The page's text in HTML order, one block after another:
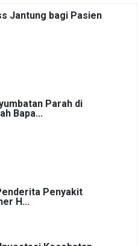
Jantung bagi Pasien
Parah di
Bapa...
Penyakit
H...